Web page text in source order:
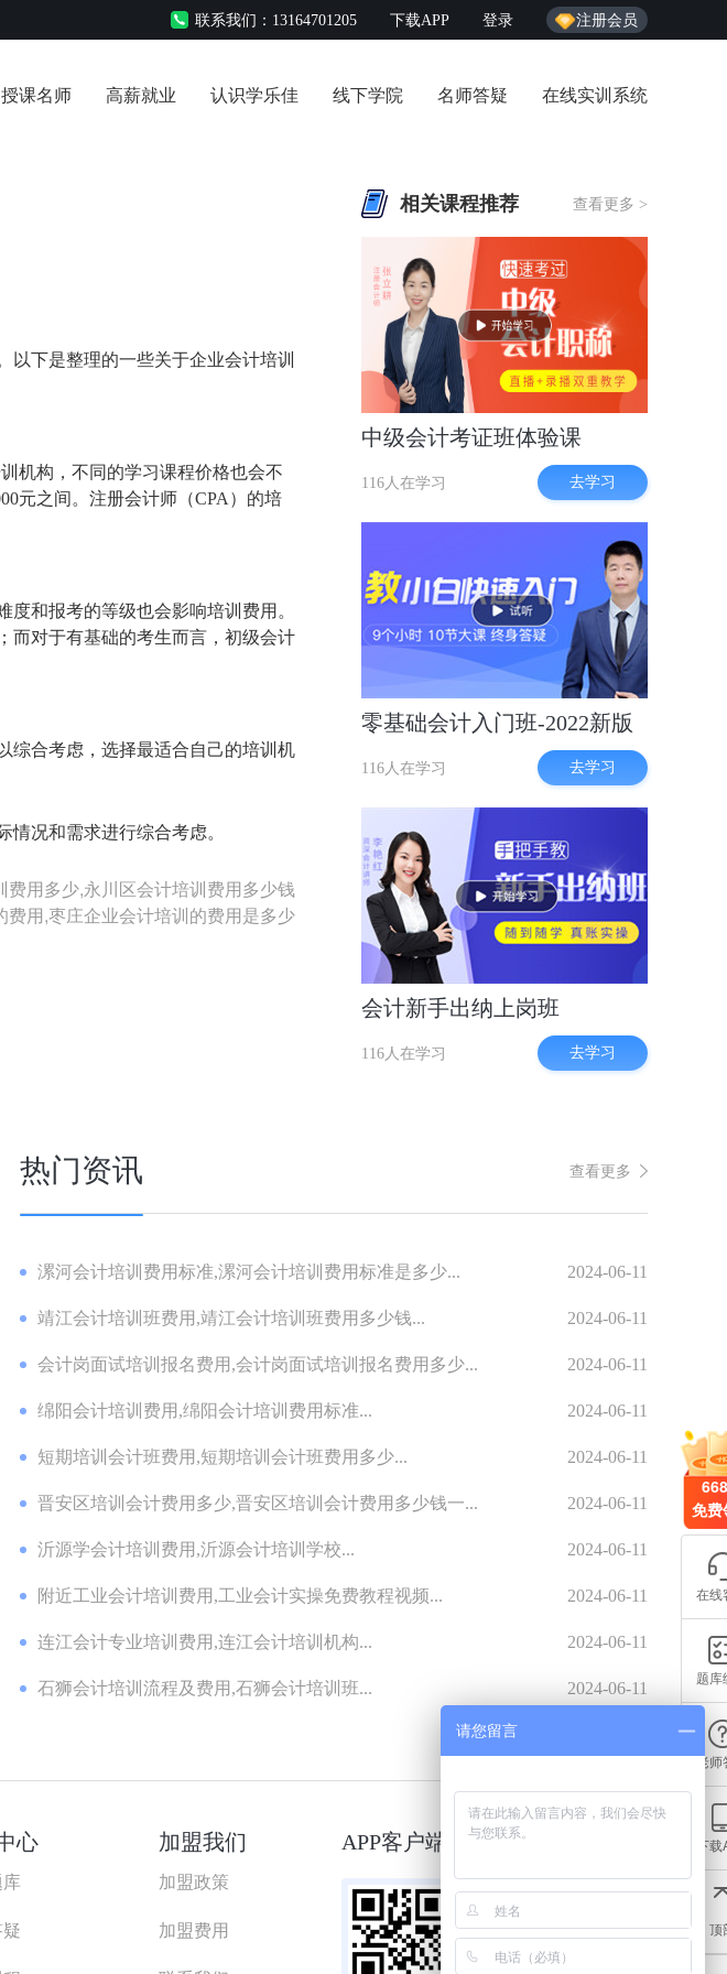
免费
在线
题库
老师
下
顶
联系我们：13164701205 下载APP 登录 注册会员
授课名师 高薪就业 认识学乐佳 线下学院 名师答疑 在线实训系统
下是整理的一些关于企业会计培训
机构，不同的学习课程价格也会不
元之间。注册会计师（CPA）的培
和报考的等级也会影响培训费用。
而对于有基础的考生而言，初级会计
综合考虑，选择最适合自己的培训机
况和需求进行综合考虑。
费用多少,永川区会计培训费用多少钱
费用,枣庄企业会计培训的费用是多少
相关课程推荐 查看更多 >
中级会计考证班体验课
116人在学习 去学习
零基础会计入门班-2022新版
116人在学习 去学习
会计新手出纳上岗班
116人在学习 去学习
热门资讯 查看更多
漯河会计培训费用标准,漯河会计培训费用标准是多少... 2024-06-11
靖江会计培训班费用,靖江会计培训班费用多少钱... 2024-06-11
会计岗面试培训报名费用,会计岗面试培训报名费用多少... 2024-06-11
绵阳会计培训费用,绵阳会计培训费用标准... 2024-06-11
短期培训会计班费用,短期培训会计班费用多少... 2024-06-11
晋安区培训会计费用多少,晋安区培训会计费用多少钱一... 2024-06-11
沂源学会计培训费用,沂源会计培训学校... 2024-06-11
附近工业会计培训费用,工业会计实操免费教程视频... 2024-06-11
连江会计专业培训费用,连江会计培训机构... 2024-06-11
石狮会计培训流程及费用,石狮会计培训班... 2024-06-11
心 加盟我们
加盟政策
加盟费用
APP客户端
请您留言